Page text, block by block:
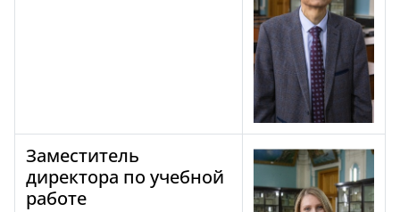
Заместитель
директора по учебной
работе